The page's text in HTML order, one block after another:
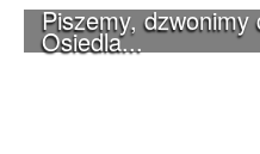
Piszemy, dzwonimy
Osiedla...